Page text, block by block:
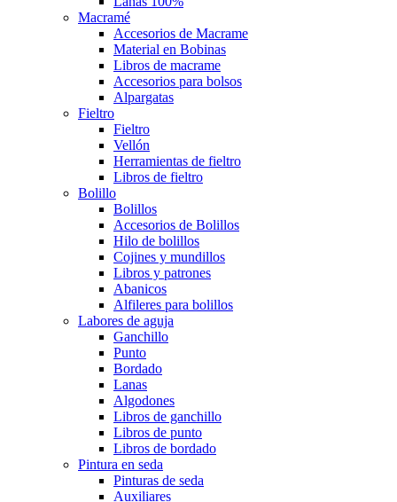
Macramé
Accesorios de Macrame
Material en Bobinas
Libros de macrame
Accesorios para bolsos
Alpargatas
Fieltro
Fieltro
Vellón
Herramientas de fieltro
Libros de fieltro
Bolillo
Bolillos
Accesorios de Bolillos
Hilo de bolillos
Cojines y mundillos
Libros y patrones
Abanicos
Alfileres para bolillos
Labores de aguja
Ganchillo
Punto
Bordado
Lanas
Algodones
Libros de ganchillo
Libros de punto
Libros de bordado
Pintura en seda
Pinturas de seda
Auxiliares